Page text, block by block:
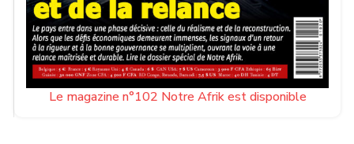
Le magazine n°102 Notre Afrik est disponible